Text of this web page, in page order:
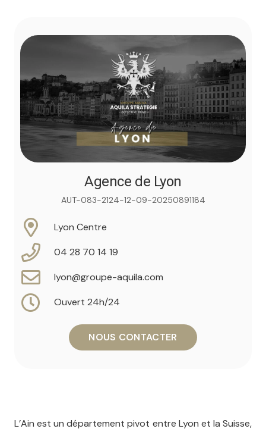
L’Ain est un département pivot entre Lyon et la Suisse,
Agence de Lyon
AUT-083-2124-12-09-20250891184
Lyon Centre
04 28 70 14 19
lyon@groupe-aquila.com
Ouvert 24h/24
NOUS CONTACTER